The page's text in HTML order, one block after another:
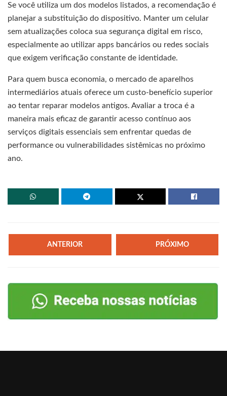
Se você utiliza um dos modelos listados, a recomendação é
planejar a substituição do dispositivo. Manter um celular
sem atualizações coloca sua segurança digital em risco,
especialmente ao utilizar apps bancários ou redes sociais
que exigem verificação constante de identidade.
Para quem busca economia, o mercado de aparelhos
intermediários atuais oferece um custo-benefício superior
ao tentar reparar modelos antigos. Avaliar a troca é a
maneira mais eficaz de garantir acesso contínuo aos
serviços digitais essenciais sem enfrentar quedas de
performance ou vulnerabilidades sistêmicas no próximo
ano.
ANTERIOR PRÓXIMO